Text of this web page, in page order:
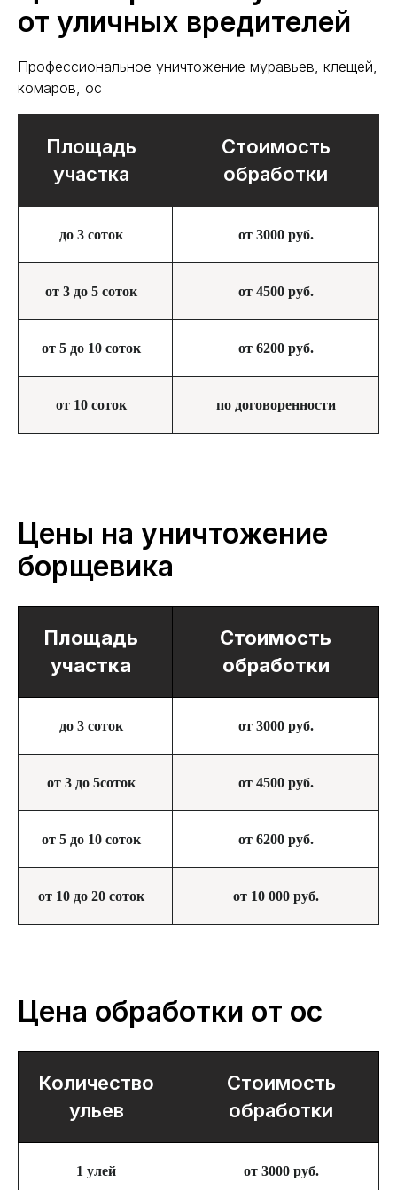
от уличных вредителей
Профессиональное уничтожение муравьев, клещей,
комаров, ос
Площадь
участка
Стоимость
обработки
до 3 соток от 3000 руб.
от 3 до 5 соток от 4500 руб.
от 5 до 10 соток от 6200 руб.
от 10 соток по договоренности
Цены на уничтожение
борщевика
Площадь
участка
Стоимость
обработки
до 3 соток от 3000 руб.
от 3 до 5соток от 4500 руб.
от 5 до 10 соток от 6200 руб.
от 10 до 20 соток от 10 000 руб.
Цена обработки от ос
Количество
ульев
Стоимость
обработки
1 улей от 3000 руб.